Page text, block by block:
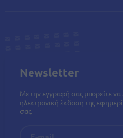
Newsletter
Με την εγγραφή σας μπορείτε να
ηλεκτρονική έκδοση της
σας.